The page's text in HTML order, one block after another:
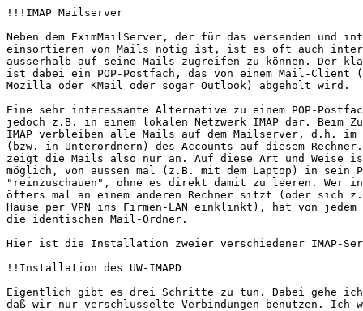
!!!IMAP Mailserver
Neben dem EximMailServer, der für das versenden und
einsortieren von Mails nötig ist, ist es oft auch
ausserhalb auf seine Mails zugreifen zu können. Der
ist dabei ein POP-Postfach, das von einem Mail-Client
Mozilla oder KMail oder sogar Outlook) abgeholt wird.
Eine sehr interessante Alternative zu einem POP-
jedoch z.B. in einem lokalen Netzwerk IMAP dar. Beim
IMAP verbleiben alle Mails auf dem Mailserver, d.h. im
(bzw. in Unterordnern) des Accounts auf diesem
zeigt die Mails also nur an. Auf diese Art und Weise
möglich, von aussen mal (z.B. mit dem Laptop) in sein
"reinzuschauen", ohne es direkt damit zu leeren. Wer in
öfters mal an einem anderen Rechner sitzt (oder sich
Hause per VPN ins Firmen-LAN einklinkt), hat von jedem
die identischen Mail-Ordner.
Hier ist die Installation zweier verschiedener IMAP-
!!Installation des UW-IMAPD
Eigentlich gibt es drei Schritte zu tun. Dabei gehe ich
daß wir nur verschlüsselte Verbindungen benutzen. Ich